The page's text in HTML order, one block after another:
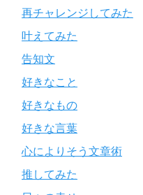
再チャレンジしてみた
叶えてみた
告知文
好きなこと
好きなもの
好きな言葉
心によりそう文章術
推してみた